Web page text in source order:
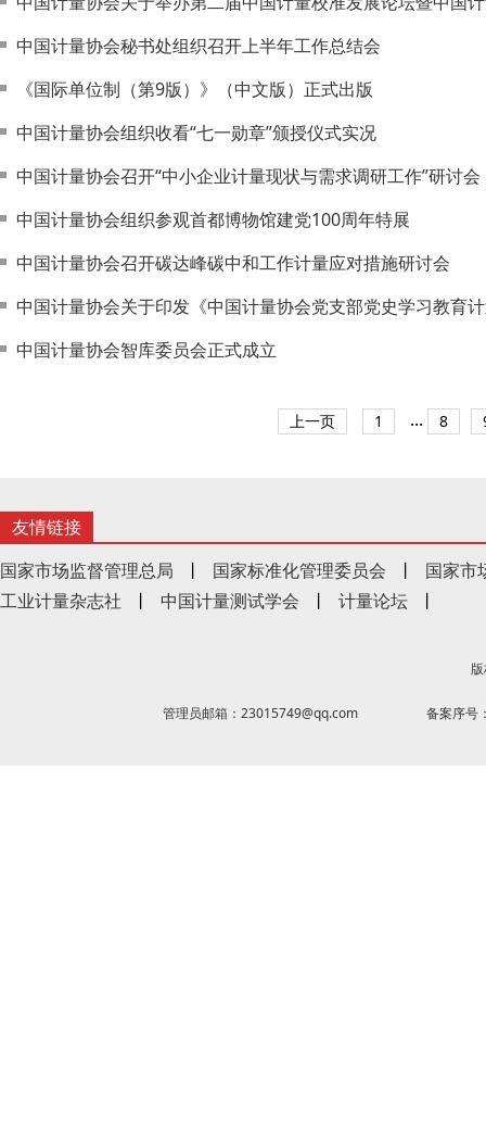
中国计量协会秘书处组织召开上半年工作总结会
《国际单位制（第9版）》（中文版）正式出版
中国计量协会组织收看“七一勋章”颁授仪式实况
中国计量协会召开“中小企业计量现状与需求调研工作”研讨会
中国计量协会组织参观首都博物馆建党100周年特展
中国计量协会召开碳达峰碳中和工作计量应对措施研讨会
中国计量协会关于印发《中国计量协会党支部党史学习教育
中国计量协会智库委员会正式成立
上一页 1 ... 8
友情链接
国家市场监督管理总局
丨 国家标准化管理委员会 丨
国家市
工业计量杂志社
丨 中国计量测试学会 丨 计量论坛 丨
管理员邮箱：23015749@qq.com 备案序号